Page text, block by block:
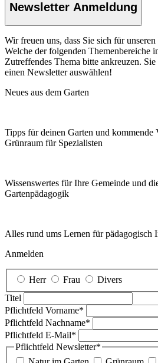
Newsletter Anmeldung
Wir freuen uns, dass Sie sich für
Welche der folgenden Themenbereiche
Zutreffendes Thema bitte ankreuzen.
einen Newsletter auswählen!
Neues aus dem Garten
Tipps für deinen Garten und kommende
Grünraum für Spezialisten
Wissenswertes für Ihre Gemeinde und
Garten­pädagogik
Alles rund ums Lernen für pädagogisch
Anmelden
Herr Frau
Divers
Titel
Pflichtfeld Vorname*
Pflichtfeld Nachname*
Pflichtfeld E-Mail*
Pflichtfeld Newsletter*